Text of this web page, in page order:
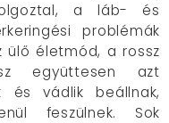
a láb- és
problémák
ülő életmód, a rossz
együttesen azt
és vádlik beállnak,
feszülnek. Sok